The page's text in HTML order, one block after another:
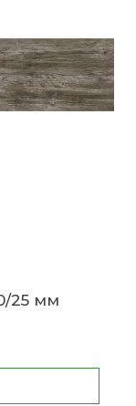
25 мм